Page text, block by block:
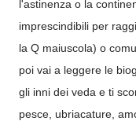
l'astinenza o la
imprescindibili per
la Q maiuscola) o
poi vai a leggere le
gli inni dei veda e ti
pesce, ubriacature,